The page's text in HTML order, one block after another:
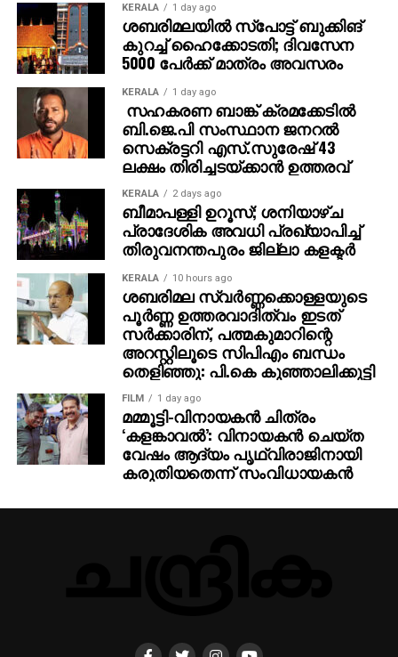
KERALA 1 day ago
ശബരിമലയില്‍ സ്‌പോട്ട് ബുക്കിങ്
കുറച്ച് ഹൈക്കോടതി; ദിവസേന
5000 പേര്‍ക്ക് മാത്രം അവസരം
KERALA 1 day ago
സഹകരണ ബാങ്ക് ക്രമക്കേടില്‍
ബി.ജെ.പി സംസ്ഥാന ജനറല്‍
സെക്രട്ടറി എസ്.സുരേഷ് 43
ലക്ഷം തിരിച്ചടയ്ക്കാന്‍ ഉത്തരവ്
KERALA 2 days ago
ബീമാപള്ളി ഉറൂസ്; ശനിയാഴ്ച
പ്രാദേശിക അവധി പ്രഖ്യാപിച്ച്
തിരുവനന്തപുരം ജില്ലാ കളക്ടര്‍
KERALA 10 hours ago
ശബരിമല സ്വര്‍ണ്ണക്കൊള്ളയുടെ
പൂര്‍ണ്ണ ഉത്തരവാദിത്വം ഇടത്
സര്‍ക്കാരിന്, പത്മകുമാറിന്റെ
അറസ്റ്റിലൂടെ സിപിഎം ബന്ധം
തെളിഞ്ഞു: പി.കെ കുഞ്ഞാലിക്കുട്ടി
FILM 1 day ago
മമ്മൂട്ടി-വിനായകന്‍ ചിത്രം
‘കളങ്കാവല്‍’: വിനായകന്‍ ചെയ്ത
വേഷം ആദ്യം പൃഥ്വിരാജിനായി
കരുതിയതെന്ന് സംവിധായകന്‍